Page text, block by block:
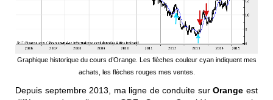
Graphique historique du cours d’Orange. Les flèches couleur cyan indiquent mes
achats, les flèches rouges mes ventes.
Depuis septembre 2013, ma ligne de conduite surOrange est